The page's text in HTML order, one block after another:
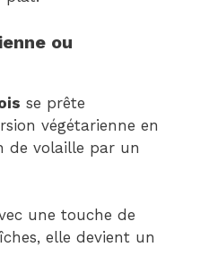
ou
se prête
végétarienne en
de volaille par un
une touche de
elle devient un